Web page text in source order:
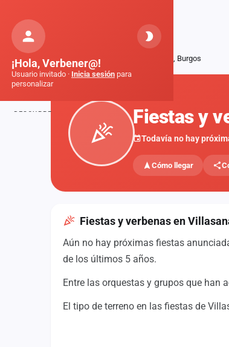
Inicio Fiestas Villasana de Mena, Burgos
Fiestas y
Todavía no hay
Cómo llegar
Fiestas y verbenas en
Aún no hay próximas fiestas
de los últimos 5 años.
Entre las orquestas y grupos que han
El tipo de terreno en las fiestas de
¡Hola, Verbener@!
Usuario invitado · Inicia sesión para
personalizar
DESCUBRE
Formaciones
Componentes